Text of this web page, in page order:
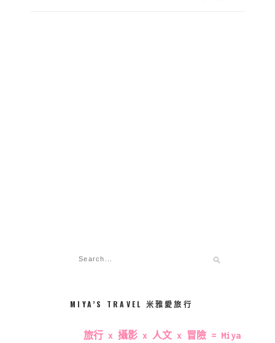
MIYA’S TRAVEL 米雅愛旅行
旅行 x 攝影 x 人文 x 冒險 = Miya